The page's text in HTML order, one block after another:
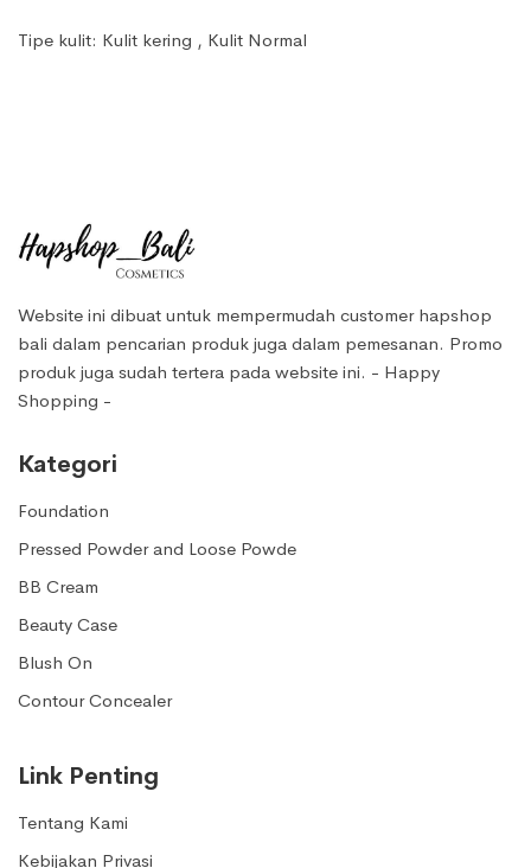
Tipe kulit: Kulit kering , Kulit Normal
Website ini dibuat untuk mempermudah customer hapshop
bali dalam pencarian produk juga dalam pemesanan. Promo
produk juga sudah tertera pada website ini. - Happy
Shopping -
Kategori
Foundation
Pressed Powder and Loose Powde
BB Cream
Beauty Case
Blush On
Contour Concealer
Link Penting
Tentang Kami
Kebijakan Privasi